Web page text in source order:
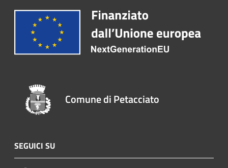
Comune di Petacciato
SEGUICI SU